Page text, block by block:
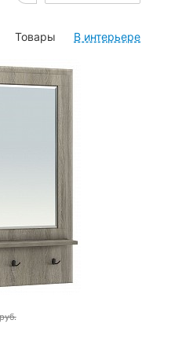
Товары В интерьере